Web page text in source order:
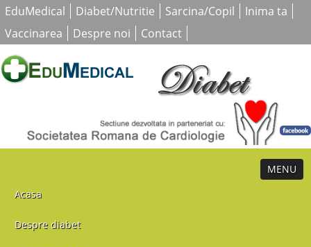
EduMedical Diabet/Nutritie Sarcina/Copil
Inima ta
Vaccinarea
Despre noi Contact
MENU
Acasa
Despre diabet